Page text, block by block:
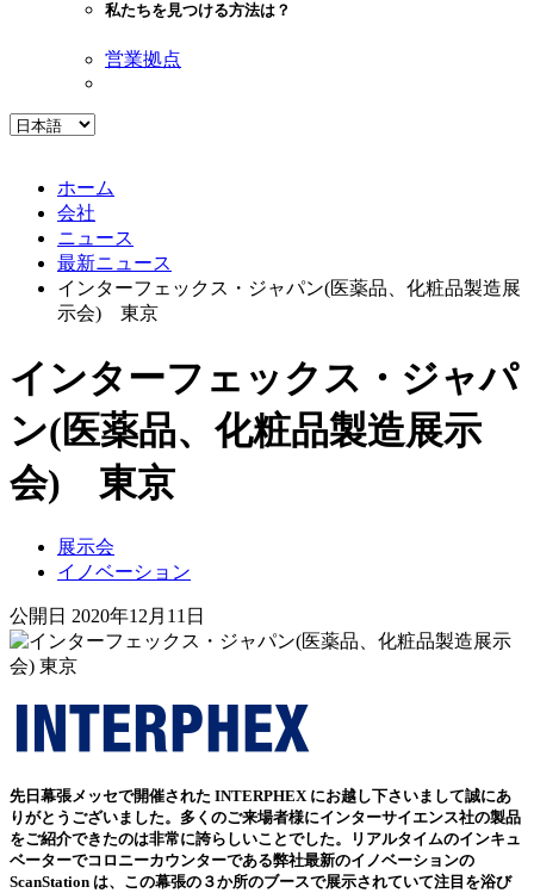
私たちを見つける方法は？
営業拠点
ホーム
会社
ニュース
最新ニュース
インターフェックス・ジャパン(医薬品、化粧品製造展
示会) 東京
インターフェックス・ジャパ
ン(医薬品、化粧品製造展示
会) 東京
展示会
イノベーション
公開日 2020年12月11日
先日幕張メッセで開催された INTERPHEXにお越し下さいまして誠にあ
りがとうございました。多くのご来場者様にインターサイエンス社の製品
をご紹介できたのは非常に誇らしいことでした。リアルタイムのインキュ
ベーターでコロニーカウンターである弊社最新のイノベーションの
ScanStation は、この幕張の３か所のブースで展示されていて注目を浴び